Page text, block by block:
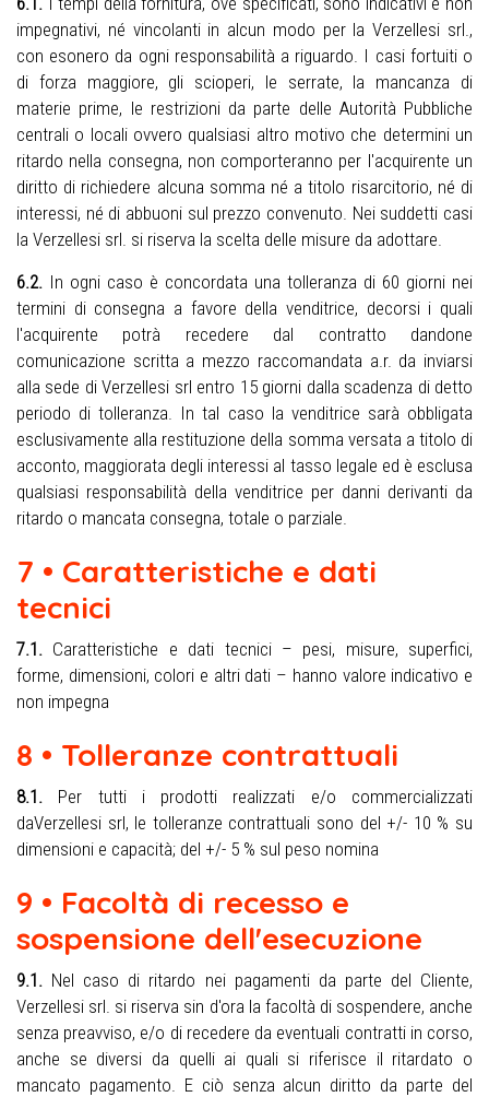
impegnativi, né vincolanti in alcun modo per la Verzellesi srl.,
con esonero da ogni responsabilità a riguardo. I casi fortuiti o
di forza maggiore, gli scioperi, le serrate, la mancanza di
materie prime, le restrizioni da parte delle Autorità Pubbliche
centrali o locali ovvero qualsiasi altro motivo che determini un
ritardo nella consegna, non comporteranno per l'acquirente un
diritto di richiedere alcuna somma né a titolo risarcitorio, né di
interessi, né di abbuoni sul prezzo convenuto. Nei suddetti casi
la Verzellesi srl. si riserva la scelta delle misure da adottare.
6.2. In ogni caso è concordata una tolleranza di 60 giorni nei
termini di consegna a favore della venditrice, decorsi i quali
l'acquirente potrà recedere dal contratto dandone
comunicazione scritta a mezzo raccomandata a.r. da inviarsi
alla sede di Verzellesi srl entro 15 giorni dalla scadenza di detto
periodo di tolleranza. In tal caso la venditrice sarà obbligata
esclusivamente alla restituzione della somma versata a titolo di
acconto, maggiorata degli interessi al tasso legale ed è esclusa
qualsiasi responsabilità della venditrice per danni derivanti da
ritardo o mancata consegna, totale o parziale.
7 • Caratteristiche e dati
tecnici
7.1. Caratteristiche e dati tecnici – pesi, misure, superfici,
forme, dimensioni, colori e altri dati – hanno valore indicativo e
non impegna
8 • Tolleranze contrattuali
8.1. Per tutti i prodotti realizzati e/o commercializzati
daVerzellesi srl, le tolleranze contrattuali sono del +/- 10 % su
dimensioni e capacità; del +/- 5 % sul peso nomina
9 • Facoltà di recesso e
sospensione dell'esecuzione
9.1. Nel caso di ritardo nei pagamenti da parte del Cliente,
Verzellesi srl. si riserva sin d'ora la facoltà di sospendere, anche
senza preavviso, e/o di recedere da eventuali contratti in corso,
anche se diversi da quelli ai quali si riferisce il ritardato o
mancato pagamento. E ciò senza alcun diritto da parte del